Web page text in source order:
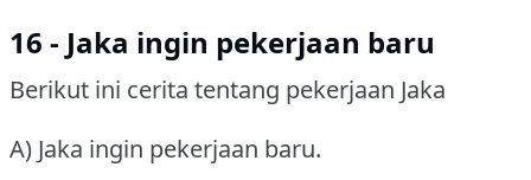
16 - Jaka ingin pekerjaan baru
Berikut ini cerita tentang pekerjaan Jaka
A) Jaka ingin pekerjaan baru.